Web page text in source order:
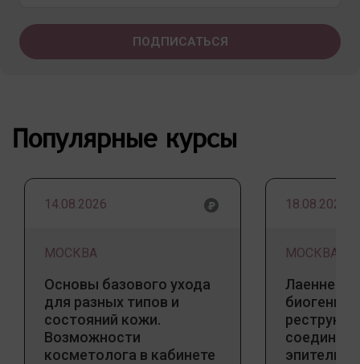
Популярные курсы
14.08.2026
МОСКВА
Основы базового ухода
для разных типов и
состояний кожи.
Возможности
косметолога в кабинете
18.08.2026
МОСКВА
Лаеннек
биогенный